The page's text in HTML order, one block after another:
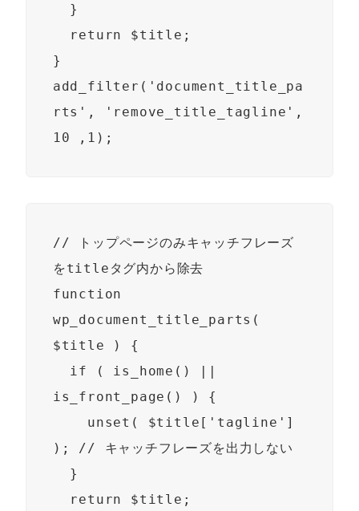
}
add_filter('document_title_pa
rts', 'remove_title_tagline',
10 ,1);
// トップページのみキャッチフレーズ
をtitleタグ内から除去
function
wp_document_title_parts(
$title ) {
is_front_page() ) {
); // キャッチフレーズを出力しない